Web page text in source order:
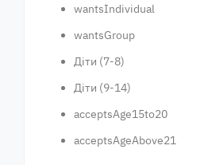
wantsIndividual
wantsGroup
Діти (7-8)
Діти (9-14)
acceptsAge15to20
acceptsAgeAbove21